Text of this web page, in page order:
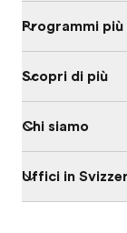
Programmi
Scopri di più
Chi siamo
Uffici in